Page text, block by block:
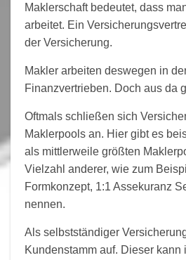
Maklerschaft bedeutet, dass
arbeitet. Ein
der Versicherung.
Makler arbeiten deswegen in
Finanzvertrieben. Doch aus da
Oftmals schließen sich
Maklerpools an. Hier gibt es
als mittlerweile größten
Vielzahl anderer, wie zum
Formkonzept, 1:1 Assekuranz
nennen.
Als selbstständiger
Kundenstamm auf. Dieser